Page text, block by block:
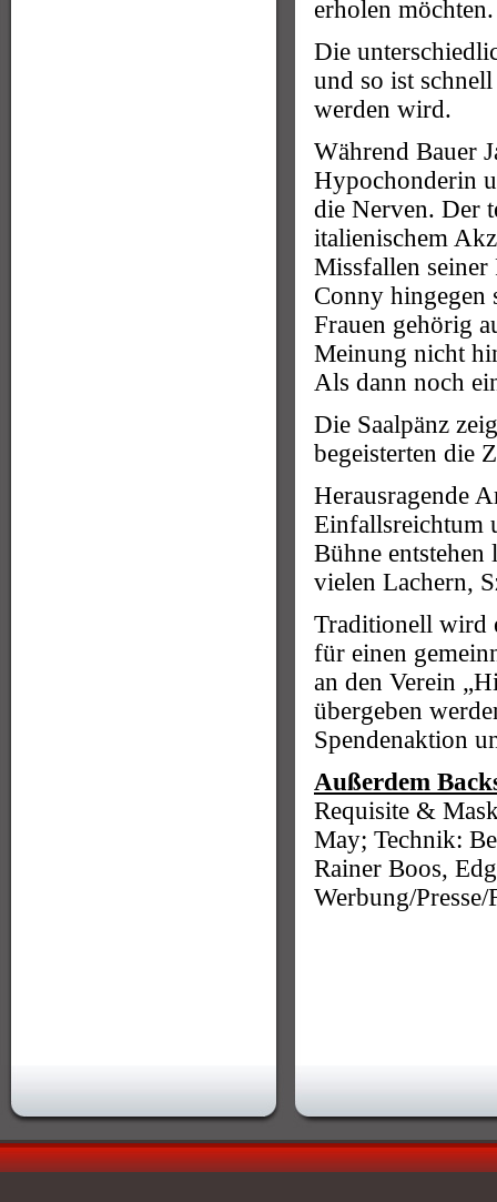
erholen möchten.
Die
und so ist
werden wird.
Während Bauer
Hypochonderin
die Nerven. Der
italienischem
Missfallen
Conny hingegen
Frauen gehörig
Meinung nicht
Als dann noch
Die Saalpänz
begeisterten die
Herausragende
Einfallsreichtum
Bühne
vielen Lachern,
Traditionell wird
für einen
an den Verein
übergeben
Spendenaktion
Außerdem
Requisite &
May; Technik:
Rainer Boos,
Werbung/